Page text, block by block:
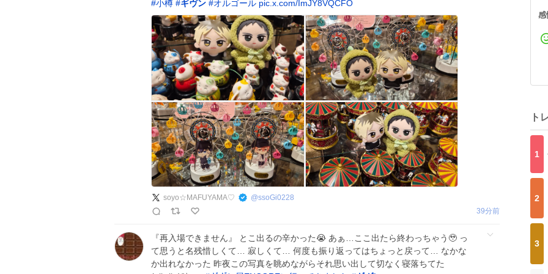
#小樽 #ギヴン #オルゴール pic.x.com/ImJY8VQCFO
soyo☆MAFUYAMA♡ @ssoGi0228
40分前
『再入場できません』 とこ出るの辛かった😭 あぁ…ここ出たら終わっちゃう🥹 っ
て思うと名残惜しくて… 寂しくて… 何度も振り返ってはちょっと戻って… なかな
か出れなかった 昨夜この写真を眺めながらそれ思い出して切なく寝落ちてた
感
ト
1
2
3